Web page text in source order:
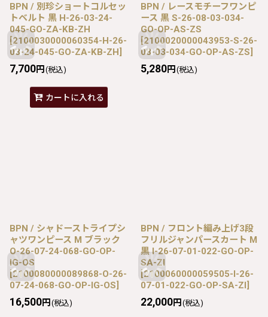
BPN / 別珍ショートコルセッ
トベルト 黒 H-26-03-24-
045-GO-ZA-KB-ZH
[2100030000060354-H-26-
03-24-045-GO-ZA-KB-ZH]
7,700円 (税込)
カートに入れる
BPN / レースモチーフワンピ
ース 黒 S-26-08-03-034-
GO-OP-AS-ZS
[2100020000043953-S-26-
08-03-034-GO-OP-AS-ZS]
5,280円 (税込)
BPN / シャドーストライプシ
ャツワンピース M ブラック
O-26-07-24-068-GO-OP-
IG-OS
[2100080000089868-O-26-
07-24-068-GO-OP-IG-OS]
16,500円 (税込)
BPN / フロント編み上げ3段
フリルジャンパースカート M
黒 I-26-07-01-022-GO-OP-
SA-ZI
[2100060000059505-I-26-
07-01-022-GO-OP-SA-ZI]
22,000円 (税込)